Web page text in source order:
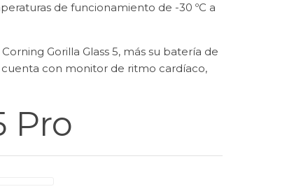
de funcionamiento de -30 ºC a
Gorilla Glass 5, más su batería de
con monitor de ritmo cardíaco,
Pro